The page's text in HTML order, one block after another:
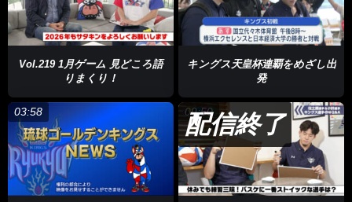
Vol.219 1月ゲーム 見どころ語
りまくり！
キングス天皇杯連覇をめざし出
発
03:58 09:50
配信終了